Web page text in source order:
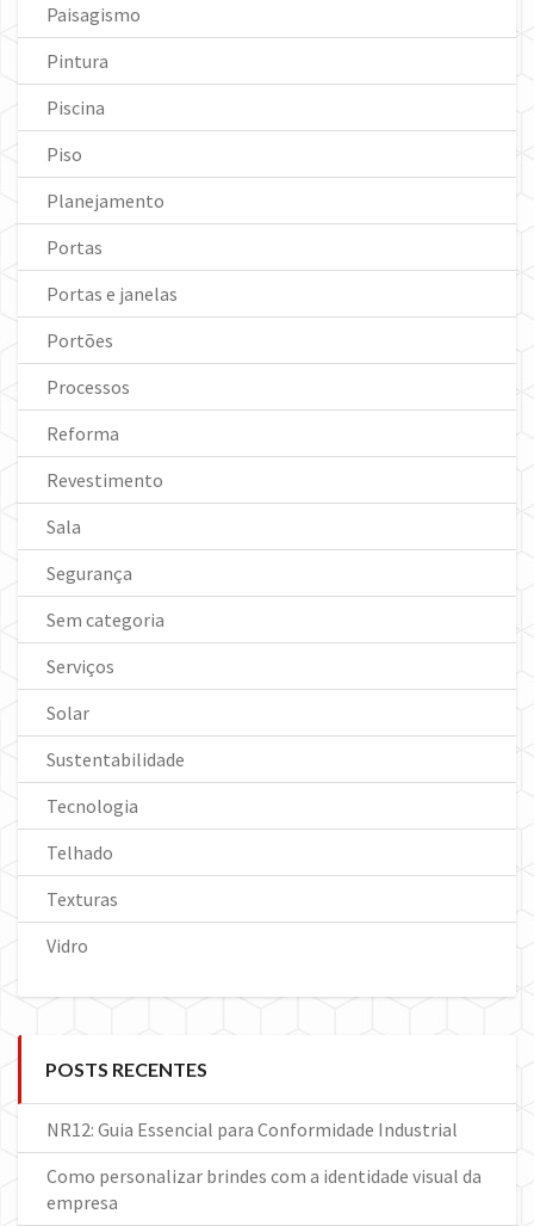
Paisagismo
Pintura
Piscina
Piso
Planejamento
Portas
Portas e janelas
Portões
Processos
Reforma
Revestimento
Sala
Segurança
Sem categoria
Serviços
Solar
Sustentabilidade
Tecnologia
Telhado
Texturas
Vidro
POSTS RECENTES
NR12: Guia Essencial para Conformidade Industrial
Como personalizar brindes com a identidade visual da
empresa